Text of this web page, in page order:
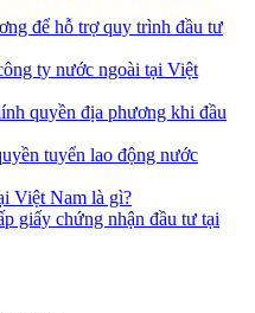
để hỗ trợ quy trình đầu tư
ty nước ngoài tại Việt
quyền địa phương khi đầu
tuyển lao động nước
Việt Nam là gì?
giấy chứng nhận đầu tư tại